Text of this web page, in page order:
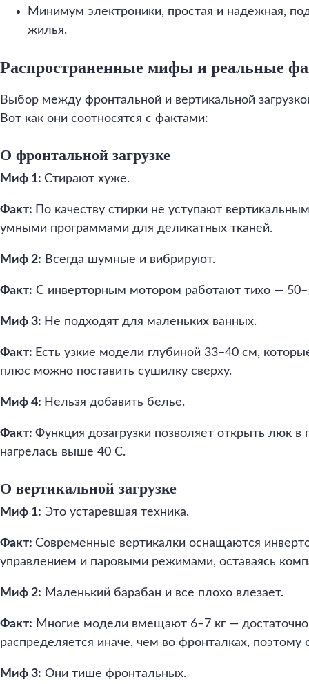
Минимум электроники, простая и надежная,
жилья.
Распространенные мифы и реальные
Выбор между фронтальной и вертикальной
Вот как они соотносятся с фактами:
О фронтальной загрузке
Миф 1: Стирают хуже.
Факт: По качеству стирки не уступают
умными программами для деликатных тканей.
Миф 2: Всегда шумные и вибрируют.
Факт: С инверторным мотором работают тихо —
Миф 3: Не подходят для маленьких ванных.
Факт: Есть узкие модели глубиной 33–40 см,
плюс можно поставить сушилку сверху.
Миф 4: Нельзя добавить белье.
Факт: Функция дозагрузки позволяет открыть люк
нагрелась выше 40 C.
О вертикальной загрузке
Миф 1: Это устаревшая техника.
Факт: Современные вертикалки оснащаются
управлением и паровыми режимами, оставаясь
Миф 2: Маленький барабан и все плохо влезает.
Факт: Многие модели вмещают 6–7 кг —
распределяется иначе, чем во фронталках,
Миф 3: Они тише фронтальных.